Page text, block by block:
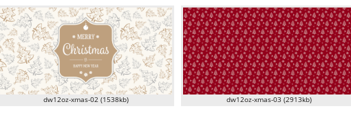
dw12oz-xmas-02 (1538kb) dw12oz-xmas-03 (2913kb)